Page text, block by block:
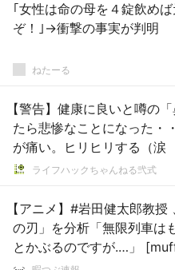
｢女性は命の母を４錠飲め
ぞ！｣→衝撃の事実が判明
ねたーる
【警告】健康に良いと噂の
たら悲惨なことになった・
が痛い。ヒリヒリする（
るな?ライフハックちゃんねる弐式
【アニメ】#岩田健太郎教
の刃」を分析「無限列車は
とかぶるの